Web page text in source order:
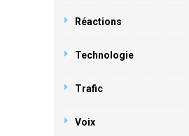
Réactions
Technologie
Trafic
Voix